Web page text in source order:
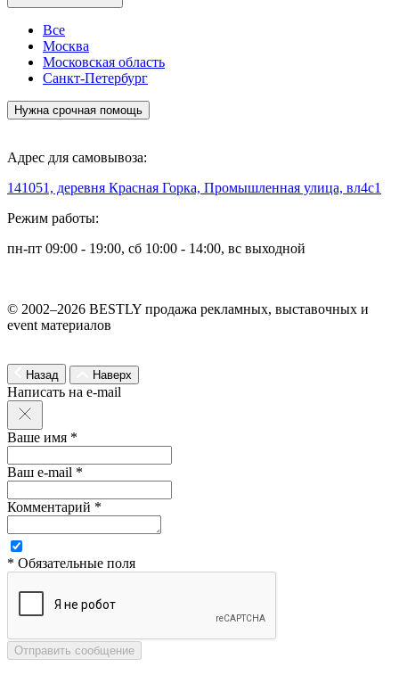
Все
Москва
Московская область
Санкт-Петербург
Нужна срочная помощь
Адрес для самовывоза:
141051, деревня Красная Горка, Промышленная улица, вл4с1
Режим работы:
пн-пт 09:00 - 19:00, сб 10:00 - 14:00, вс выходной
© 2002–2026 BESTLY продажа рекламных, выставочных и
event материалов
Назад Наверх
Написать на e-mail
Ваше имя *
Ваш e-mail *
Комментарий *
* Обязательные поля